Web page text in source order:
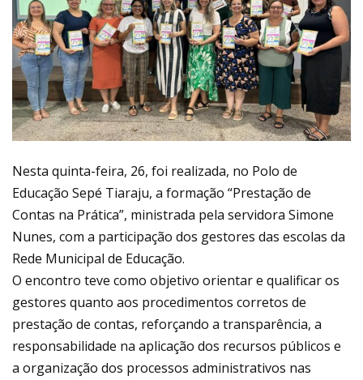
Nesta quinta-feira, 26, foi realizada, no Polo de
Educação Sepé Tiaraju, a formação “Prestação de
Contas na Prática”, ministrada pela servidora Simone
Nunes, com a participação dos gestores das escolas da
Rede Municipal de Educação.
O encontro teve como objetivo orientar e qualificar os
gestores quanto aos procedimentos corretos de
prestação de contas, reforçando a transparência, a
responsabilidade na aplicação dos recursos públicos e
a organização dos processos administrativos nas